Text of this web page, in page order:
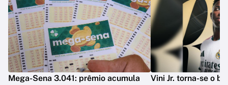
Mega-Sena 3.041: prêmio acumula
Vini Jr. torna-se o